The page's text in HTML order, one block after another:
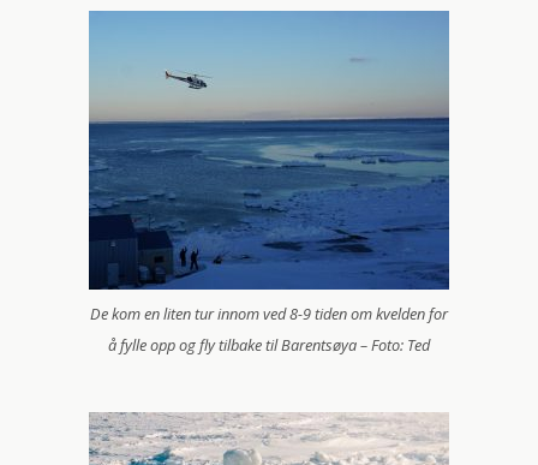
De kom en liten tur innom ved 8-9 tiden om kvelden for
å fylle opp og fly tilbake til Barentsøya – Foto: Ted